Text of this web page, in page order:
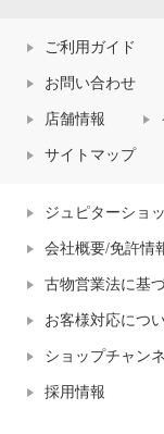
ご利用ガイド
お問い合わせ
店舗情報
サイトマップ
ジュピターショ
会社概要/免許情
古物営業法に基
お客様対応につ
ショップチャン
採用情報